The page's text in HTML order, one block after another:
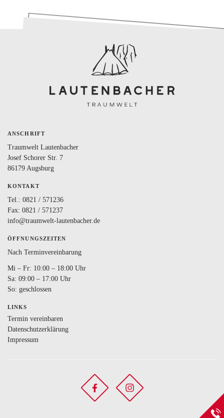
ANSCHRIFT
Traumwelt Lautenbacher
Josef Schorer Str. 7
86179 Augsburg
KONTAKT
Tel.: 0821 / 571236
Fax: 0821 / 571237
info@traumwelt-lautenbacher.de
ÖFFNUNGSZEITEN
Nach Terminvereinbarung
Mi – Fr: 10:00 – 18:00 Uhr
Sa: 09:00 – 17:00 Uhr
So: geschlossen
LINKS
Termin vereinbaren
Datenschutzerklärung
Impressum